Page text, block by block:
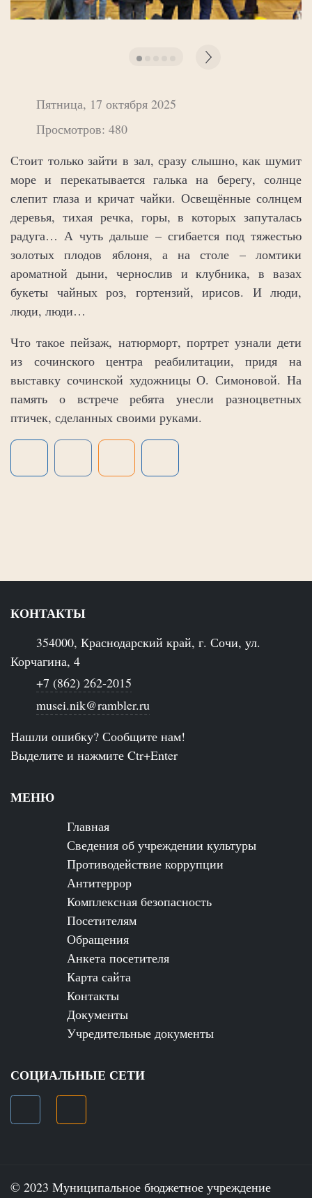
Пятница, 17 октября 2025
Просмотров: 480
Стоит только зайти в зал, сразу слышно, как шумит
море и перекатывается галька на берегу, солнце
слепит глаза и кричат чайки. Освещённые солнцем
деревья, тихая речка, горы, в которых запуталась
радуга… А чуть дальше – сгибается под тяжестью
золотых плодов яблоня, а на столе – ломтики
ароматной дыни, чернослив и клубника, в вазах
букеты чайных роз, гортензий, ирисов. И люди,
люди, люди…
Что такое пейзаж, натюрморт, портрет узнали дети
из сочинского центра реабилитации, придя на
выставку сочинской художницы О. Симоновой. На
память о встрече ребята унесли разноцветных
птичек, сделанных своими руками.
КОНТАКТЫ
354000, Краснодарский край, г. Сочи, ул.
Корчагина, 4
+7 (862) 262-2015
musei.nik@rambler.ru
Нашли ошибку? Сообщите нам!
Выделите и нажмите Ctr+Enter
МЕНЮ
Главная
Сведения об учреждении культуры
Противодействие коррупции
Антитеррор
Комплексная безопасность
Посетителям
Обращения
Анкета посетителя
Карта сайта
Контакты
Документы
Учредительные документы
СОЦИАЛЬНЫЕ СЕТИ
© 2023 Муниципальное бюджетное учреждение